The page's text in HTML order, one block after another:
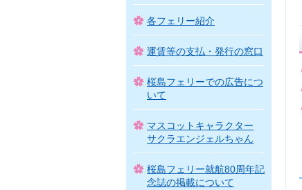
各フェリー紹介
運賃等の支払・発行の窓口
桜島フェリーでの広告につ
いて
マスコットキャラクター
サクラエンジェルちゃん
桜島フェリー就航80周年記
念誌の掲載について